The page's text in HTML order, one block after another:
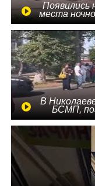
Появились
места
В
БСМП,